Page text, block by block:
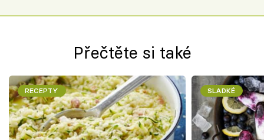
Přečtěte si také
RECEPTY SLADKÉ